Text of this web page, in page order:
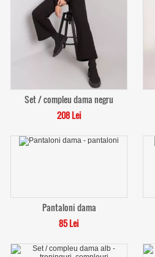
Set / compleu dama negru
208 Lei
Pantaloni dama
85 Lei